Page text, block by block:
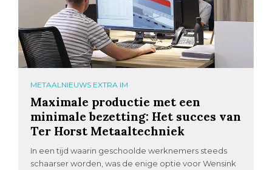
METAALNIEUWS EXTRA IM
Maximale productie met een
minimale bezetting: Het succes van
Ter Horst Metaaltechniek
In een tijd waarin geschoolde werknemers steeds
schaarser worden, was de enige optie voor Wensink